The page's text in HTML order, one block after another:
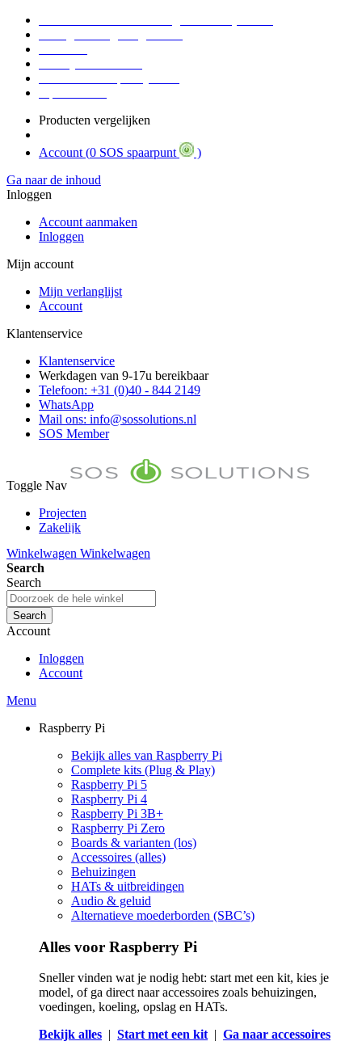
Producten vergelijken
Account (0 SOS spaarpunt
)
Ga naar de inhoud
Inloggen
Account aanmaken
Inloggen
Mijn account
Mijn verlanglijst
Account
Klantenservice
Klantenservice
Werkdagen van 9-17u bereikbaar
Telefoon: +31 (0)40 - 844 2149
WhatsApp
Mail ons: info@sossolutions.nl
SOS Member
Toggle Nav
Projecten
Zakelijk
Toon prijzen Incl. BTW
Toon prijzen Excl. BTW
Winkelwagen Winkelwagen
Search
Search
Search
Account
Inloggen
Account
Menu
Raspberry Pi
Bekijk alles van Raspberry Pi
Complete kits (Plug & Play)
Raspberry Pi 5
Raspberry Pi 4
Raspberry Pi 3B+
Raspberry Pi Zero
Boards & varianten (los)
Accessoires (alles)
Behuizingen
HATs & uitbreidingen
Audio & geluid
Alternatieve moederborden (SBC’s)
Alles voor Raspberry Pi
Sneller vinden wat je nodig hebt: start met een kit, kies je
model, of ga direct naar accessoires zoals behuizingen,
voedingen, koeling, opslag en HATs.
Bekijk alles | Start met een kit| Ga naar accessoires